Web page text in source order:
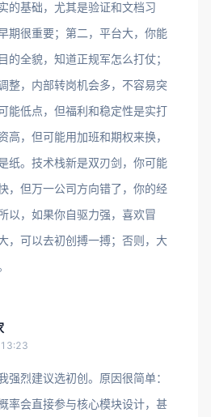
的基础，尤其是验证和文档习
期很重要；第二，平台大，你能
的全貌，知道正规军怎么打仗；
整，内部转岗机会多，不容易突
能低点，但福利和稳定性是实打
高，但可能用加班和期权来换，
纸。技术栈新是双刃剑，你可能
，但万一公司方向错了，你的经
以，如果你自驱力强，喜欢冒
，可以去初创搏一搏；否则，大
强烈建议选初创。原因很简单：
率会直接参与核心模块设计，甚